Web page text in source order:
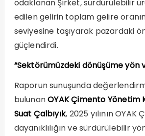
odaklanan Şirket, sürdürülebilir
edilen gelirin toplam gelire
seviyesine taşıyarak pazardaki
güçlendirdi.
“Sektörümüzdeki dönüşüme yön
Raporun sunuşunda
bulunanOYAK Çimento Yönetim
Suat Çalbıyık, 2025 yılının OYAK
dayanıklılığın ve sürdürülebilir